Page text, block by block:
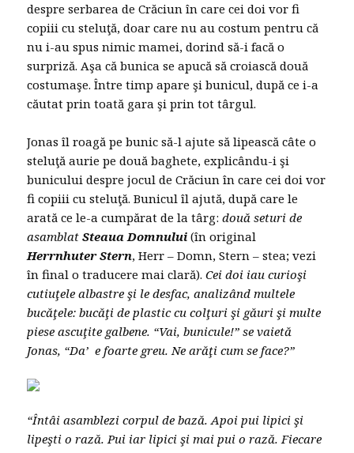
despre serbarea de Crăciun în care cei doi vor fi
copiii cu steluţă, doar care nu au costum pentru că
nu i-au spus nimic mamei, dorind să-i facă o
surpriză. Aşa că bunica se apucă să croiască două
costumaşe. Între timp apare şi bunicul, după ce i-a
căutat prin toată gara şi prin tot târgul.
Jonas îl roagă pe bunic să-l ajute să lipească câte o
steluţă aurie pe două baghete, explicându-i şi
bunicului despre jocul de Crăciun în care cei doi vor
fi copiii cu steluţă. Bunicul îl ajută, după care le
arată ce le-a cumpărat de la târg:două seturi de
asamblatSteaua Domnului (în original
Herrnhuter Stern, Herr – Domn, Stern – stea; vezi
în final o traducere mai clară).Cei doi iau curioşi
cutiuţele albastre şi le desfac, analizând multele
bucăţele: bucăţi de plastic cu colţuri şi găuri şi multe
piese ascuţite galbene. “Vai, bunicule!” se vaietă
Jonas, “Da’ e foarte greu. Ne arăţi cum se face?”
“Întâi asamblezi corpul de bază. Apoi pui lipici şi
lipeşti o rază. Pui iar lipici şi mai pui o rază. Fiecare